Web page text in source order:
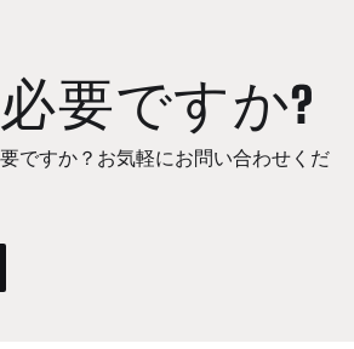
要ですか?
ですか？お気軽にお問い合わせくだ